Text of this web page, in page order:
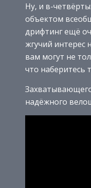
Ну, и в-
объектом
дрифтинг ещё
жгучий интерес
вам могут не
что наберитесь
надёжного